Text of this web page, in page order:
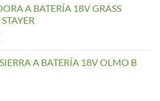
A BATERÍA 18V GRASS
A BATERÍA 18V OLMO B